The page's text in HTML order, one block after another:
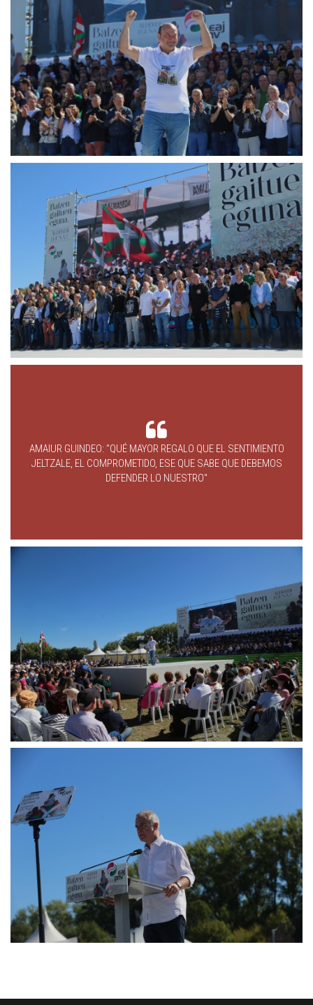
AMAIUR GUINDEO: "QUÉ MAYOR REGALO QUE EL SENTIMIENTO
JELTZALE, EL COMPROMETIDO, ESE QUE SABE QUE DEBEMOS
DEFENDER LO NUESTRO"